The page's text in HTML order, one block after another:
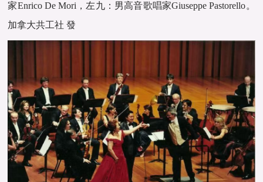
家Enrico De Mori，左九：男高音歌唱家Giuseppe Pastorello。
加拿大共工社 發